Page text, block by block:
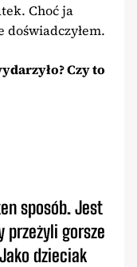
Choć ja
doświadczyłem.
Czy to
sposób. Jest
gorsze
dzieciak